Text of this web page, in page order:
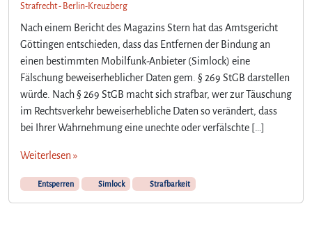
Strafrecht - Berlin-Kreuzberg
Nach einem Bericht des Magazins Stern hat das Amtsgericht
Göttingen entschieden, dass das Entfernen der Bindung an
einen bestimmten Mobilfunk-Anbieter (Simlock) eine
Fälschung beweiserheblicher Daten gem. § 269 StGB darstellen
würde. Nach § 269 StGB macht sich strafbar, wer zur Täuschung
im Rechtsverkehr beweiserhebliche Daten so verändert, dass
bei Ihrer Wahrnehmung eine unechte oder verfälschte […]
Weiterlesen »
Entsperren Simlock Strafbarkeit